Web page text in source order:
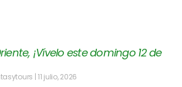
¡Vívelo este domingo 12 de
11 julio, 2026